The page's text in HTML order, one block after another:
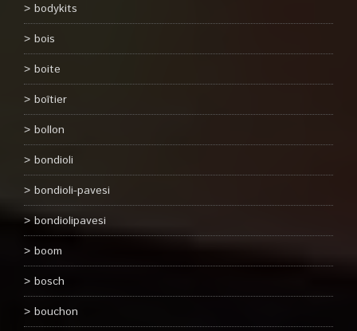
bodykits
bois
boite
boîtier
bollon
bondioli
bondioli-pavesi
bondiolipavesi
boom
bosch
bouchon